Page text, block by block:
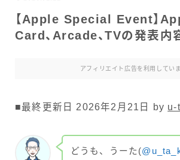
【Apple Special Event】
Card、Arcade、TVの発表内
アフィリエイト広告を利用してい
■最終更新日 2026年2月21日 by u-
どうも、うーた(